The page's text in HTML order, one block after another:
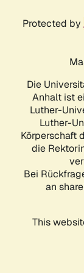
Protected by
Die
Anhalt ist
Luther-
Luther-
Körperschaft
die
Bei
an
This